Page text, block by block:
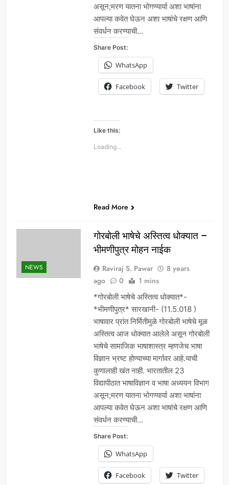
असून;मरण यातना भोगण्यार्या अशा भाषांना
आपल्या कवेत घेऊन अशा भाषांचे रक्षण आणि
संवर्धन करण्याची…
Share Post:
WhatsApp
Facebook Twitter
Like this:
Loading...
Read More
NEWS
गोरबोली भाषेचे अस्तित्व धोक्यात –
भीमणीपुत्र मोहन नाईक
Raviraj S. Pawar
8 years
ago
0 1 mins
*गोरबोली भाषेचे अस्तित्व धोक्यात*-
*भीमणीपुत्र* सारखानी- (11.5.018 )
भाषावार प्रांत निर्मितीमुळे गोरबोली भाषेचे मूळ
अस्तित्व आज धोक्यात आलेले असून गोरबोली
भाषेचे सामाजिक भाषाशास्त्र म्हणजेच भाषा
विज्ञान भ्रष्ट होण्याच्या मार्गावर आहे.याची
कुणालाही खंत नाही. भारतातील 23
विद्यापीठात भाषाविज्ञान व भाषा अध्ययन विभाग
असून;मरण यातना भोगण्यार्या अशा भाषांना
आपल्या कवेत घेऊन अशा भाषांचे रक्षण आणि
संवर्धन करण्याची…
Share Post:
WhatsApp
Facebook Twitter